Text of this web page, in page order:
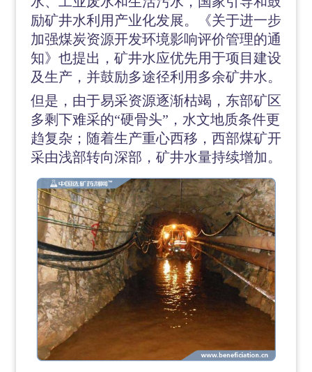
励矿井水利用产业化发展。《关于进一步
加强煤炭资源开发环境影响评价管理的通
知》也提出，矿井水应优先用于项目建设
及生产，并鼓励多途径利用多余矿井水。
但是，由于易采资源逐渐枯竭，东部矿区
多剩下难采的“硬骨头”，水文地质条件更
趋复杂；随着生产重心西移，西部煤矿开
采由浅部转向深部，矿井水量持续增加。